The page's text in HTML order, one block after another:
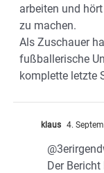
arbeiten und
zu machen.
Als Zuschauer
fußballerische
komplette letzte
klaus 4.
Der